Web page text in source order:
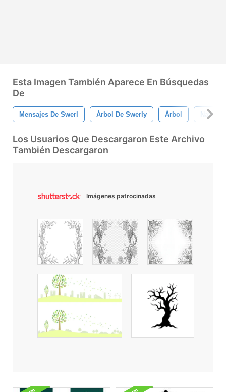
Esta Imagen También Aparece En Búsquedas
De
Mensajes De Swerl Árbol De Swerly Árbol
Los Usuarios Que Descargaron Este Archivo
También Descargaron
Imágenes patrocinadas